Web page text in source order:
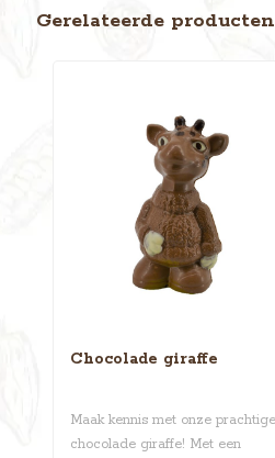
Gerelateerde producten
Chocolade giraffe
Maak kennis met onze prachtige
chocolade giraffe! Met een